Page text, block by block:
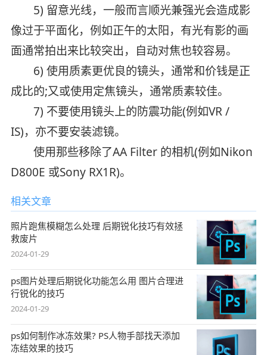
5) 留意光线，一般而言顺光兼强光会造成影
像过于平面化，例如正午的太阳，有光有影的画
面通常拍出来比较突出，自动对焦也较容易。
6) 使用质素更优良的镜头，通常和价钱是正
成比的;又或使用定焦镜头，通常质素较佳。
7) 不要使用镜头上的防震功能(例如VR /
IS)，亦不要安装滤镜。
使用那些移除了AA Filter 的相机(例如Nikon
D800E 或Sony RX1R)。
相关文章
照片跑焦模糊怎么处理 后期锐化技巧有效拯
救废片
2024-01-29
ps图片处理后期锐化功能怎么用 图片合理进
行锐化的技巧
2024-01-29
ps如何制作冰冻效果? PS人物手部找天添加
冻结效果的技巧